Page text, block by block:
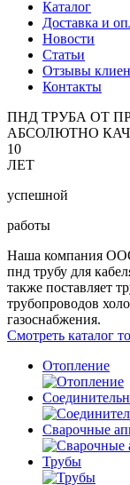
Каталог
Доставка и
Новости
Статьи
Отзывы
Контакты
ПНД ТРУБА ОТ
АБСОЛЮТНО
10
ЛЕТ
успешной
работы
Наша компания
пнд трубу для
также поставляет
трубопроводов
газоснабжения.
Смотреть каталог
Отопление
Сварочные
Трубы